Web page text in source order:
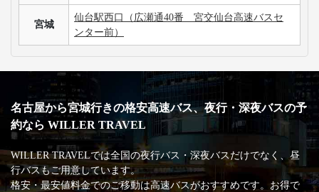
宮城
仙台駅西口（広瀬通40番 宮交仙台高速バスセ
ンター前）
名古屋から宮城行きの格安高速バス、夜行・深夜バスの予
約なら WILLER TRAVEL
WILLER TRAVELでは全国の夜行バス・深夜バスだけでなく、昼
行バスもご用意しています。
格安・最安値料金でのご移動は高速バスがおすすめです。お得で